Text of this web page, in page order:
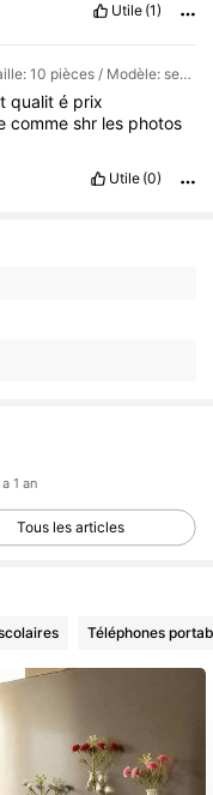
Utile (1)
Couleur: Multicolore / Taille: 10 pièces / Modèle: service à café
qualit é prix
commeshr les photos
Utile (0)
1 an
Tous les articles
Téléphones